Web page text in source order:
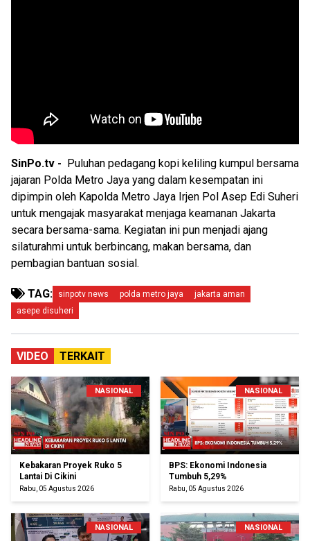
SinPo.tv -
Puluhan pedagang kopi keliling kumpul bersama
jajaran Polda Metro Jaya yang dalam kesempatan ini
dipimpin oleh Kapolda Metro Jaya Irjen Pol Asep Edi Suheri
untuk mengajak masyarakat menjaga keamanan Jakarta
secara bersama-sama. Kegiatan ini pun menjadi ajang
silaturahmi untuk berbincang, makan bersama, dan
pembagian bantuan sosial.
TAG: sinpotv news polda metro jaya
jakarta aman
asepe disuheri
VIDEO TERKAIT
NASIONAL
Kebakaran Proyek Ruko 5
Lantai Di Cikini
Rabu, 05 Agustus 2026
NASIONAL
BPS: Ekonomi Indonesia
Tumbuh 5,29%
Rabu, 05 Agustus 2026
NASIONAL NASIONAL